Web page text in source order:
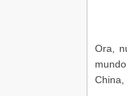
Ora,
China,